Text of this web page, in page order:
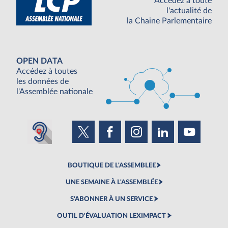
l'actualité de
la Chaine Parlementaire
OPEN DATA
Accédez à toutes
les données de
l'Assemblée nationale
BOUTIQUE DE L'ASSEMBLEE
UNE SEMAINE À L'ASSEMBLÉE
S'ABONNER À UN SERVICE
OUTIL D'ÉVALUATION LEXIMPACT